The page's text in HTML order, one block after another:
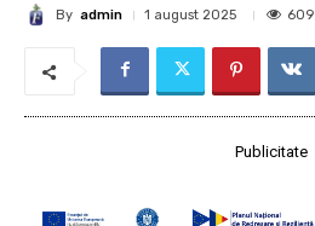
By admin 1 august 2025 609
Publicitate